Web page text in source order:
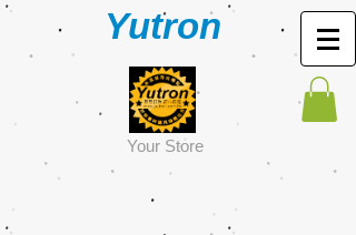
Yutron
Your Store